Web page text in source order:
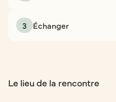
3 Échanger
Le lieu de la rencontre